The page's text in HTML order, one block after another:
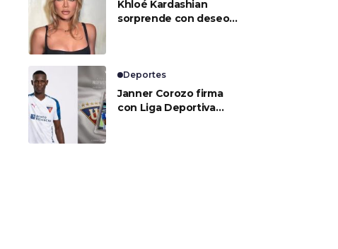
Khloé Kardashian
sorprende con deseo
Deportes
Janner Corozo firma
con Liga Deportiva